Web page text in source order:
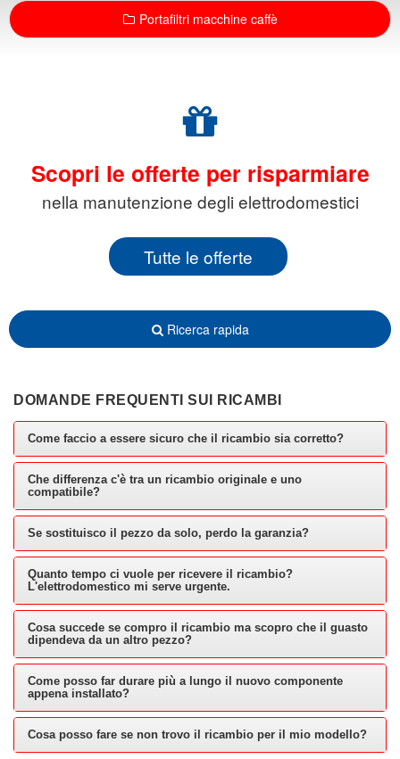
Portafiltri macchine caffè
Scopri le offerte per risparmiare
nella manutenzione degli elettrodomestici
Tutte le offerte
Ricerca rapida
DOMANDE FREQUENTI SUI RICAMBI
Come faccio a essere sicuro che il ricambio sia corretto?
Che differenza c'è tra un ricambio originale e uno
compatibile?
Se sostituisco il pezzo da solo, perdo la garanzia?
Quanto tempo ci vuole per ricevere il ricambio?
L'elettrodomestico mi serve urgente.
Cosa succede se compro il ricambio ma scopro che il guasto
dipendeva da un altro pezzo?
Come posso far durare più a lungo il nuovo componente
appena installato?
Cosa posso fare se non trovo il ricambio per il mio modello?